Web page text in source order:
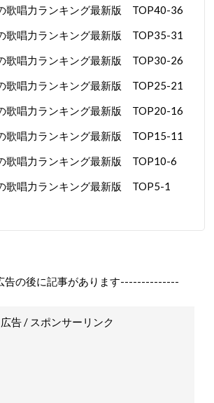
歌唱力ランキング最新版 TOP40-36
歌唱力ランキング最新版 TOP35-31
歌唱力ランキング最新版 TOP30-26
歌唱力ランキング最新版 TOP25-21
歌唱力ランキング最新版 TOP20-16
歌唱力ランキング最新版 TOP15-11
歌唱力ランキング最新版 TOP10-6
歌唱力ランキング最新版 TOP5-1
の後に記事があります--------------
広告 / スポンサーリンク